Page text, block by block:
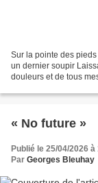
Sur la pointe des
un dernier soupir
douleurs et de tous
« No future »
Publié le 25/04/2026 à
Par Georges Bleuhay